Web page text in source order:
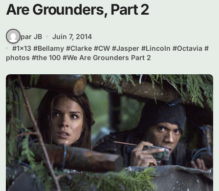
Are Grounders, Part 2
par JB
Juin 7, 2014
#1x13 #Bellamy #Clarke #CW #Jasper #Lincoln #Octavia #
photos #the 100 #We Are Grounders Part 2